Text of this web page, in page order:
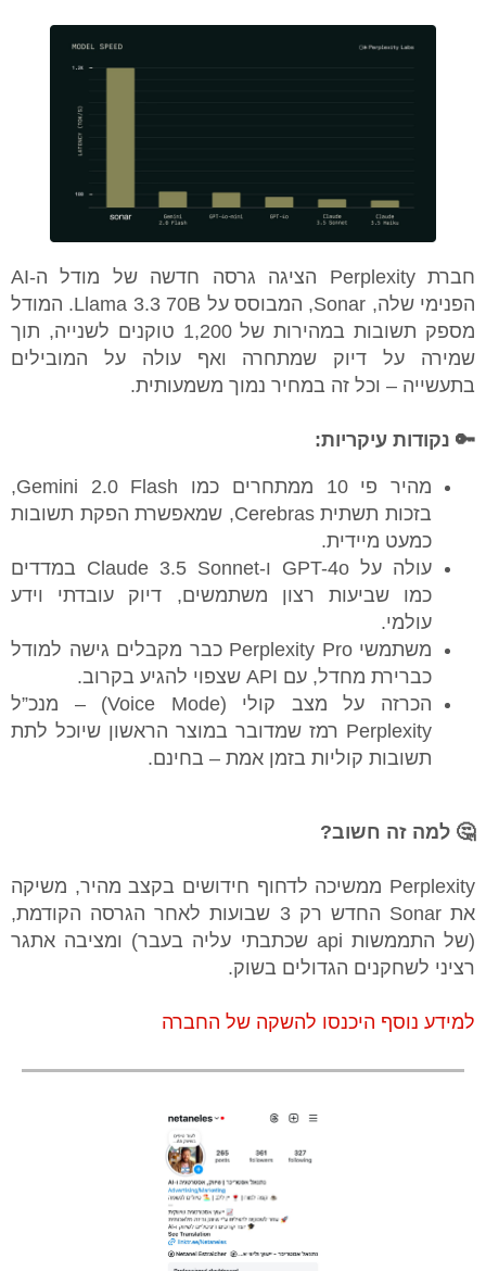
חברת Perplexity הציגה גרסה חדשה של מודל ה-AI
הפנימי שלה, Sonar, המבוסס על Llama 3.3 70B. המודל
מספק תשובות במהירות של 1,200 טוקנים לשנייה, תוך
שמירה על דיוק שמתחרה ואף עולה על המובילים
בתעשייה – וכל זה במחיר נמוך משמעותית.
🔑 נקודות עיקריות:
מהיר פי 10 ממתחרים כמו Gemini 2.0 Flash,
בזכות תשתית Cerebras, שמאפשרת הפקת תשובות
כמעט מיידית.
עולה על GPT-4o ו-Claude 3.5 Sonnet במדדים
כמו שביעות רצון משתמשים, דיוק עובדתי וידע
עולמי.
משתמשי Perplexity Pro כבר מקבלים גישה למודל
כברירת מחדל, עם API שצפוי להגיע בקרוב.
הכרזה על מצב קולי (Voice Mode) – מנכ”ל
Perplexity רמז שמדובר במוצר הראשון שיוכל לתת
תשובות קוליות בזמן אמת – בחינם.
🤔 למה זה חשוב?
Perplexity ממשיכה לדחוף חידושים בקצב מהיר, משיקה
את Sonar החדש רק 3 שבועות לאחר הגרסה הקודמת,
(של התממשות api שכתבתי עליה בעבר) ומציבה אתגר
רציני לשחקנים הגדולים בשוק.
למידע נוסף היכנסו להשקה של החברה